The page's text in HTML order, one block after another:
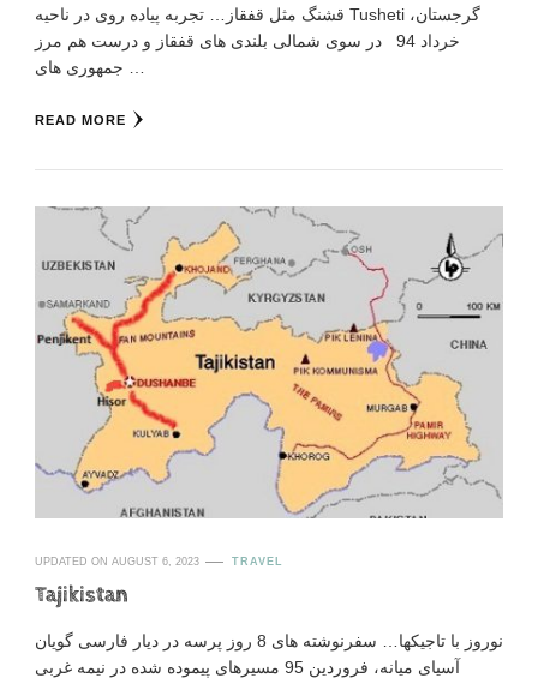
قشنگ مثل قفقاز… تجربه پیاده روی در ناحیه Tusheti گرجستان،
خرداد 94 در سوی شمالی بلندی های قفقاز و درست هم مرز
READ MORE
UPDATED ON AUGUST 6, 2023 TRAVEL
Tajikistan
نوروز با تاجیکها… سفرنوشته های 8 روز پرسه در دیار فارسی گویان
آسیای میانه، فروردین 95 مسیرهای پیموده شده در نیمه غربی